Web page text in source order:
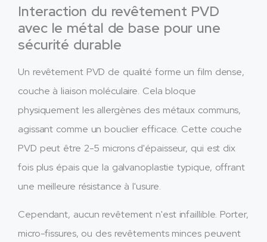
Interaction du revêtement PVD
avec le métal de base pour une
sécurité durable
Un revêtement PVD de qualité forme un film dense,
couche à liaison moléculaire. Cela bloque
physiquement les allergènes des métaux communs,
agissant comme un bouclier efficace. Cette couche
PVD peut être 2-5 microns d'épaisseur, qui est dix
fois plus épais que la galvanoplastie typique, offrant
une meilleure résistance à l'usure.
Cependant, aucun revêtement n'est infaillible. Porter,
micro-fissures, ou des revêtements minces peuvent